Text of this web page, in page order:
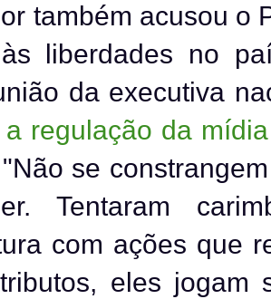
também acusou o
liberdades no
da executiva
a regulação da mídia
se
Tentaram
com ações que
eles